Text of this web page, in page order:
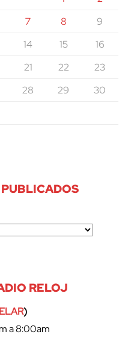
7 8
9
14 15
16
21 22
23
28 29
30
RELOJ
)
a 8:00am